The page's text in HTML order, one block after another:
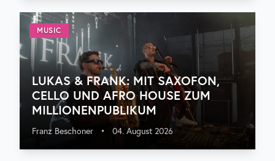
MUSIC
LUKAS & FRANK: MIT SAXOFON,
CELLO UND AFRO HOUSE ZUM
MILLIONENPUBLIKUM
Franz Beschoner • 04. August 2026